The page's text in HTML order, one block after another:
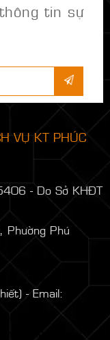
tin sự
VỤ KT PHÚC
- Do Sở KHĐT
Phú
- Email: